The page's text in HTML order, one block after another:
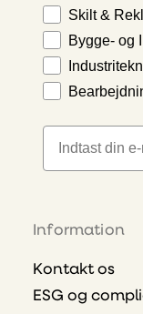
Skilt &
Bygge- og
E-mailadresse
Information
Kontakt os
ESG og